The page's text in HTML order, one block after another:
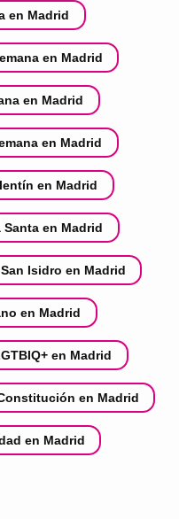
en Madrid
en Madrid
en Madrid
en Madrid
en Madrid
Santa en Madrid
Isidro en Madrid
en Madrid
en Madrid
en Madrid
en Madrid